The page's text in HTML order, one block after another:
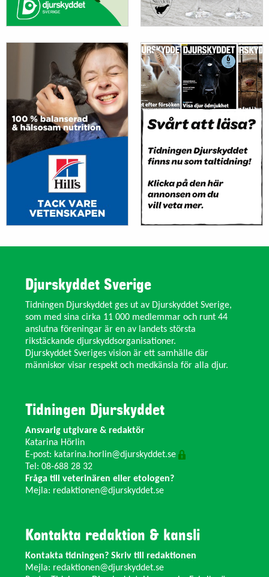
Djurskyddet Sverige
Tidningen Djurskyddet ges ut av Djurskyddet Sverige,
som med sina cirka 11 000 medlemmar och runt 44
anslutna föreningar är en av landets största
rikstäckande djurskyddsorganisationer.
Djurskyddet Sveriges vision är ett samhälle där
människor visar respekt och medkänsla för alla djur.
Tidningen Djurskyddet
Ansvarig utgivare & redaktör
Katarina Hörlin
E-post: katarina.horlin@djurskyddet.se
Tel: 08-688 28 32
Fråga till veterinären eller etologen?
Mejla: redaktionen@djurskyddet.se
Kontakta redaktion & kansli
Kontakta tidningen? Skriv till redaktionen
Mejla: redaktionen@djurskyddet.se